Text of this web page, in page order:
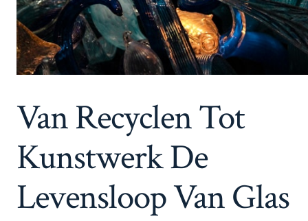
Van Recyclen Tot
Kunstwerk De
Levensloop Van Glas